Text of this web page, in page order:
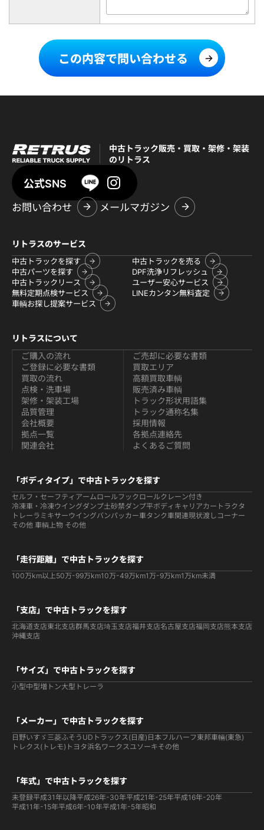
この内容で問い合わせる
中古トラック販売・買取・架修・架装
のリトラス
公式SNS
お問い合わせ
メールマガジン
リトラスのサービス
中古トラックを探す
中古トラックを売る
中古パーツを探す
DPF洗浄リフレッシュ
中古トラックリース
ユーザー安心サービス
無料定期点検サービス
LINEカンタン無料査定
車輌お探し提案サービス
リトラスについて
ご購入の流れ
ご登録に必要な書類
買取の流れ
ご売却に必要な書類
買取エリア
高額買取車輌
点検・洗車場
架修・架装工場
品質管理
販売済み車輌
トラック形状用語集
トラック通称名集
会社概要
拠点一覧
関連会社
採用情報
各拠点連絡先
よくあるご質問
「ボディタイプ」で中古トラックを探す
セルフ・セーフティ アームロールフックロールクレーン付き
冷凍車・冷凍ウイングダンプ土砂禁ダンプ平ボディ キャリアカー トラクタ
トレーラ ミキサーウイングバンパッカー車タンク車関連現状渡しコーナー
その他 車輌 上物 その他
「走行距離」で中古トラックを探す
100万km以上50万-99万km10万-49万km1万-9万km1万km未満
「支店」で中古トラックを探す
北海道支店東北支店群馬支店埼玉支店福井支店名古屋支店福岡支店熊本支店
沖縄支店
「サイズ」で中古トラックを探す
小型中型増トン大型 トレーラ
「メーカー」で中古トラックを探す
日野いすゞ 三菱ふそう UDトラックス(日産) 日本フルハーフ 東邦車輛(東急)
トレクス(トレモ) トヨタ浜名ワークス ユソーキその他
「年式」で中古トラックを探す
未登録平成31年以降平成26年-30年平成21年-25年平成16年-20年
平成11年-15年平成6年-10年平成1年-5年昭和